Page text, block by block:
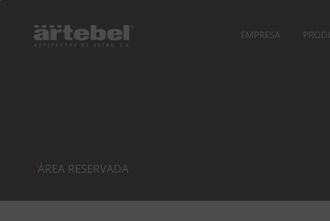
EMPRESA
\ÁREA RESERVADA